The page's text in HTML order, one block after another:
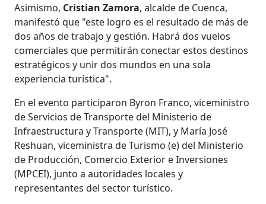
Asimismo, Cristian Zamora, alcalde de Cuenca,
manifestó que "este logro es el resultado de más de
dos años de trabajo y gestión. Habrá dos vuelos
comerciales que permitirán conectar estos destinos
estratégicos y unir dos mundos en una sola
experiencia turística".
En el evento participaron Byron Franco, viceministro
de Servicios de Transporte del Ministerio de
Infraestructura y Transporte (MIT), y María José
Reshuan, viceministra de Turismo (e) del Ministerio
de Producción, Comercio Exterior e Inversiones
(MPCEI), junto a autoridades locales y
representantes del sector turístico.